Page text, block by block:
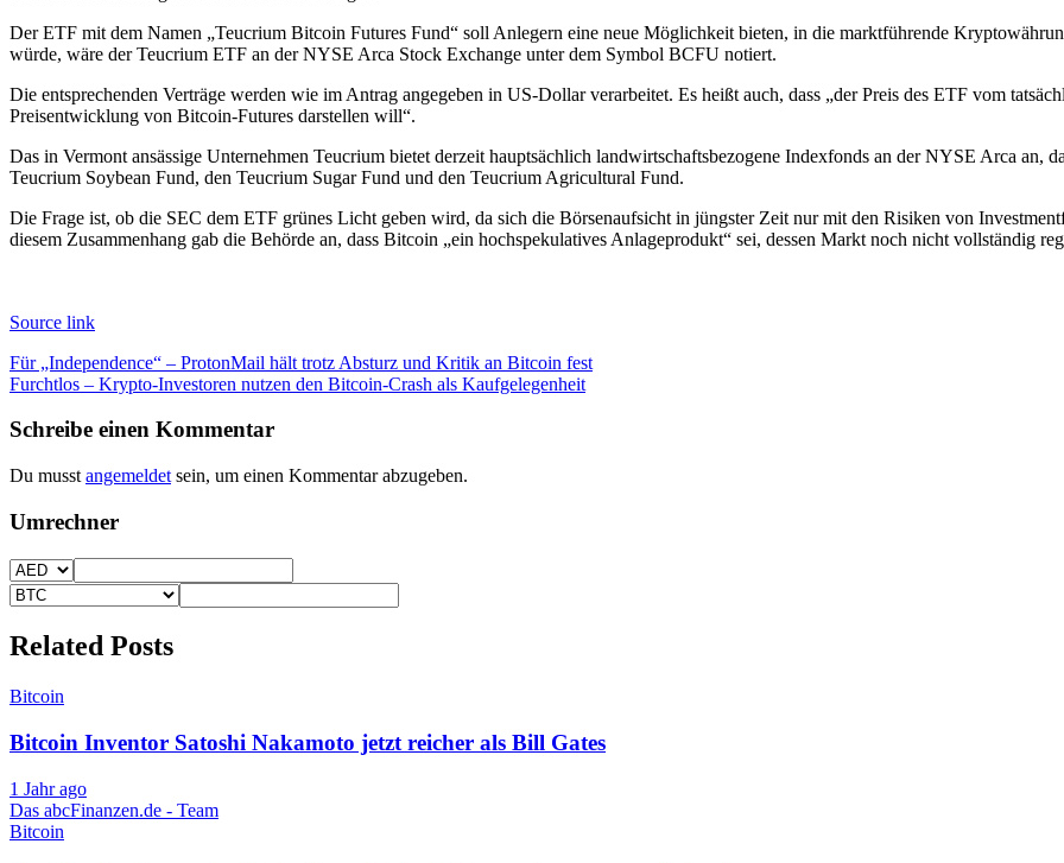
Der ETF mit dem Namen „Teucrium Bitcoin Futures Fund“ soll Anlegern eine neue Möglichkeit bieten, in die marktführende
würde, wäre der Teucrium ETF an der NYSE Arca Stock Exchange unter dem Symbol BCFU notiert.
Die entsprechenden Verträge werden wie im Antrag angegeben in US-Dollar verarbeitet. Es heißt auch, dass „der Preis des ETF vom
Preisentwicklung von Bitcoin-Futures darstellen will“.
Das in Vermont ansässige Unternehmen Teucrium bietet derzeit hauptsächlich landwirtschaftsbezogene Indexfonds an der NYSE Arca an,
Teucrium Soybean Fund, den Teucrium Sugar Fund und den Teucrium Agricultural Fund.
Die Frage ist, ob die SEC dem ETF grünes Licht geben wird, da sich die Börsenaufsicht in jüngster Zeit nur mit den Risiken von
diesem Zusammenhang gab die Behörde an, dass Bitcoin „ein hochspekulatives Anlageprodukt“ sei, dessen Markt noch nicht vollständig
Source link
Beitragsnavigation
Für „Independence“ – ProtonMail hält trotz Absturz und Kritik an Bitcoin fest
Furchtlos – Krypto-Investoren nutzen den Bitcoin-Crash als Kaufgelegenheit
Schreibe einen Kommentar
Du musst angemeldet sein, um einen Kommentar abzugeben.
Umrechner
Related Posts
Bitcoin
Bitcoin Inventor Satoshi Nakamoto jetzt reicher als Bill Gates
1 Jahr ago
Das abcFinanzen.de - Team
Bitcoin